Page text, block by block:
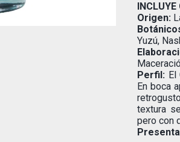
Origen:
Yuzú,
Perfil: El
En boca
textura
pero con